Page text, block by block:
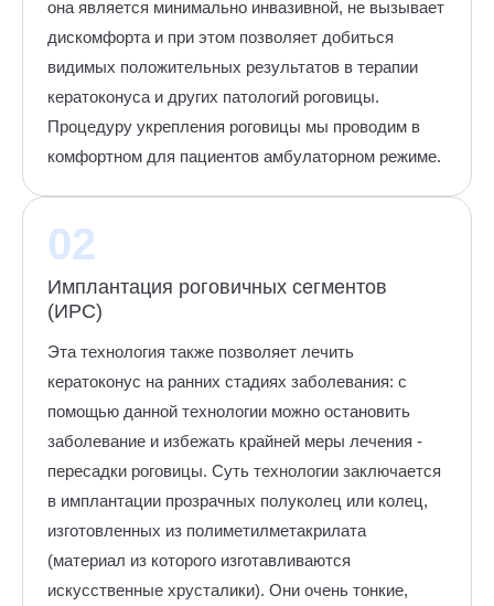
она является минимально инвазивной, не вызывает
дискомфорта и при этом позволяет добиться
видимых положительных результатов в терапии
кератоконуса и других патологий роговицы.
Процедуру укрепления роговицы мы проводим в
комфортном для пациентов амбулаторном режиме.
02
Имплантация роговичных сегментов
(ИРС)
Эта технология также позволяет лечить
кератоконус на ранних стадиях заболевания: с
помощью данной технологии можно остановить
заболевание и избежать крайней меры лечения -
пересадки роговицы. Суть технологии заключается
в имплантации прозрачных полуколец или колец,
изготовленных из полиметилметакрилата
(материал из которого изготавливаются
искусственные хрусталики). Они очень тонкие,